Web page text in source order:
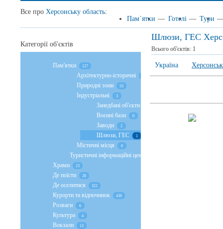
Все про Херсонську область:
Пам`ятки — Готелі — Тури
Шлюзи, ГЕС
Всього об'єктів: 1
Україна
Категорії об'єктів
Пам'ятки 127
Архітектурно-історичні
Природні зони 53
Індустріальні 3
Занедбані об'єкти
Воєнні бази 0
Заводи 2
Шлюзи, ГЕС 1
Містичні місця 0
Туристичні інформаційні цен...
Храми 23
Де поїсти 28
Де оселитися 322
Курорти та відпочинок 430
Розваги 6
Культура 4
Вокзали 13